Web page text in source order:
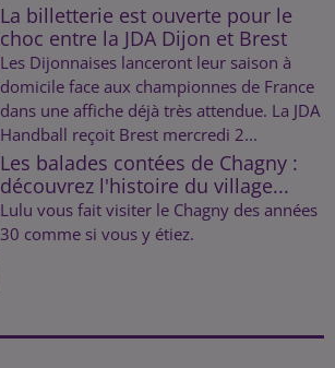
La billetterie est ouverte pour le
choc entre la JDA Dijon et Brest
Les Dijonnaises lanceront leur saison à
domicile face aux championnes de France
dans une affiche déjà très attendue. La JDA
Handball reçoit Brest mercredi 2...
Les balades contées de Chagny :
découvrez l'histoire du village...
Lulu vous fait visiter le Chagny des années
30 comme si vous y étiez.